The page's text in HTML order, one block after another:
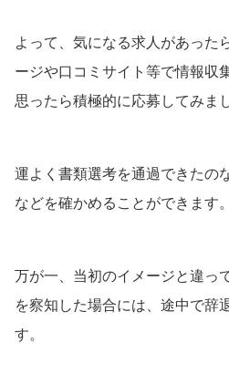
よって、気になる求人があった
ージや口コミサイト等で情報収
思ったら積極的に応募してみま
運よく書類選考を通過できたの
などを確かめることができます。
万が一、当初のイメージと違っ
を察知した場合には、途中で辞
す。